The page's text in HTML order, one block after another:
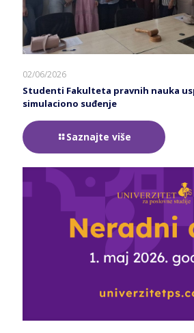
02/06/2026
Studenti Fakulteta pravnih nauka
simulaciono suđenje
Saznajte više